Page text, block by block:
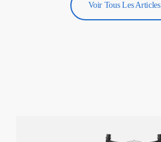
Voir Tous Les Articles